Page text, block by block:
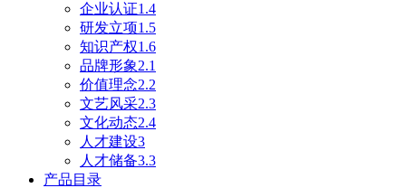
企业认证1.4
研发立项1.5
知识产权1.6
品牌形象2.1
价值理念2.2
文艺风采2.3
文化动态2.4
人才建设3
人才储备3.3
产品目录